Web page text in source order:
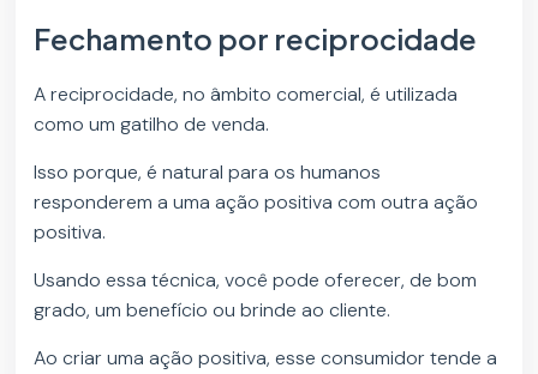
Fechamento por reciprocidade
A reciprocidade, no âmbito comercial, é utilizada
como um gatilho de venda.
Isso porque, é natural para os humanos
responderem a uma ação positiva com outra ação
positiva.
Usando essa técnica, você pode oferecer, de bom
grado, um benefício ou brinde ao cliente.
Ao criar uma ação positiva, esse consumidor tende a